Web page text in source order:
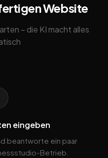
Website
– die KI macht alles
eingeben
beantworte ein paar
Betrieb.